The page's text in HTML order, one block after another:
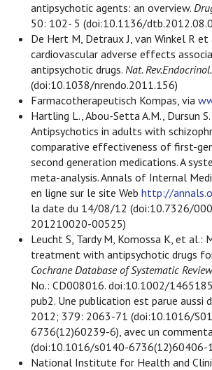
antipsychotic agents: an overview.
50: 102- 5 (doi:10.1136/
De Hert M, Detraux J, van Winkel R
cardiovascular adverse effects
antipsychotic drugs.Nat. Rev.Endocrinol.
(doi:10.1038/nrendo.2011.156)
Farmacotherapeutisch Kompas, via
Hartling L., Abou-Setta A.M., Dursun
Antipsychotics in adults with
comparative effectiveness of first-
second generation medications. A
meta-analysis. Annals of Internal
en ligne sur le site Webhttp://
la date du 14/08/12 (doi:10.7326/
201210020-00525)
Leucht S, Tardy M, Komossa K, et al.:
treatment with antipsychotic drugs
Cochrane Database of Systematic
No.: CD008016. doi:10.1002/
pub2. Une publication est parue aussi
2012; 379: 2063-71 (doi:10.1016/
6736(12)60239-6), avec un
(doi:10.1016/s0140-6736(12)60406-
National Institute for Health and